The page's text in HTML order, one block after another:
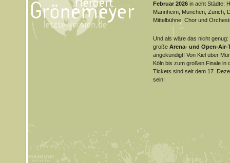
Februar 2026in acht Städte:
Mannheim, München, Zürich,
Mittelbühne, Chor und
Und als wäre das nicht
große Arena- und Open-Air-
angekündigt! Von Kiel über
Köln bis zum großen Finale in
Tickets sind seit dem 17.
sein!